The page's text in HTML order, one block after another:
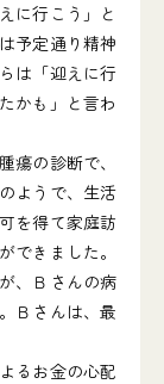
に行こう」と
予定通り精神
は「迎えに行
かも」と言わ
の診断で、
ようで、生活
を得て家庭訪
できました。
、Ｂさんの病
Ｂさんは、最
るお金の心配